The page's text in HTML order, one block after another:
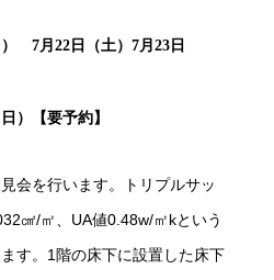
7月22日（土）7月23日
）【要予約】
会を行います。トリプルサッ
㎠/㎡、UA値0.48w/㎡kという
す。1階の床下に設置した床下